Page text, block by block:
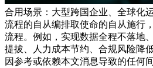
合用场景：大型跨国企业、全球化
流程的自从编排取使命的自从施行
流程。例如，实现数据全程不落地
提拔、人力成本节约、合规风险降
因参考或依赖本文消息导致的任何